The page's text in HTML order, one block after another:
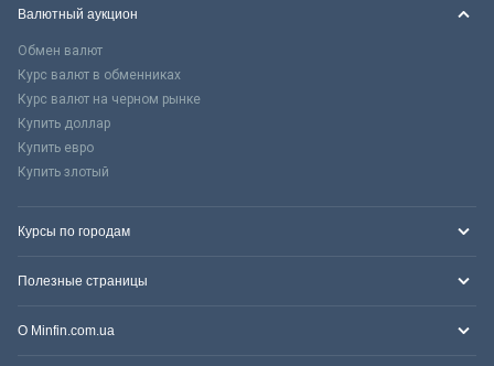
Валютный аукцион
Обмен валют
Курс валют в обменниках
Курс валют на черном рынке
Купить доллар
Купить евро
Купить злотый
Курсы по городам
Полезные страницы
О Minfin.com.ua